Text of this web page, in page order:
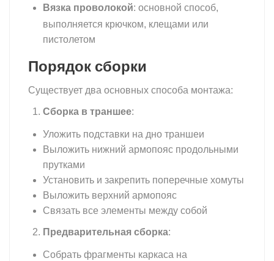
Вязка проволокой: основной способ,
выполняется крючком, клещами или
пистолетом
Порядок сборки
Существует два основных способа монтажа:
Сборка в траншее:
Уложить подставки на дно траншеи
Выложить нижний армопояс продольными
прутками
Установить и закрепить поперечные хомуты
Выложить верхний армопояс
Связать все элементы между собой
Предварительная сборка:
Собрать фрагменты каркаса на